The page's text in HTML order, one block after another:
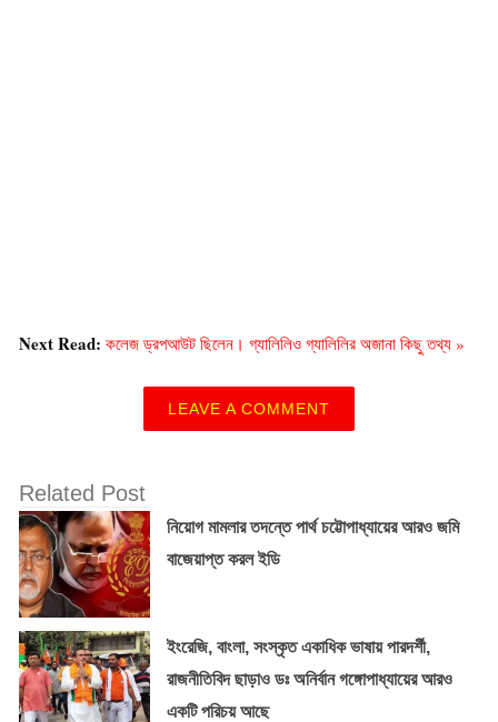
Next Read: কলেজ ড্রপআউট ছিলেন। গ্যালিলিও গ্যালিলির অজানা কিছু তথ্য »
LEAVE A COMMENT
Related Post
নিয়োগ মামলার তদন্তে পার্থ চট্টোপাধ্যায়ের আরও জমি
বাজেয়াপ্ত করল ইডি
ইংরেজি, বাংলা, সংস্কৃত একাধিক ভাষায় পারদর্শী,
রাজনীতিবিদ ছাড়াও ডঃ অনির্বান গঙ্গোপাধ্যায়ের আরও
একটি পরিচয় আছে